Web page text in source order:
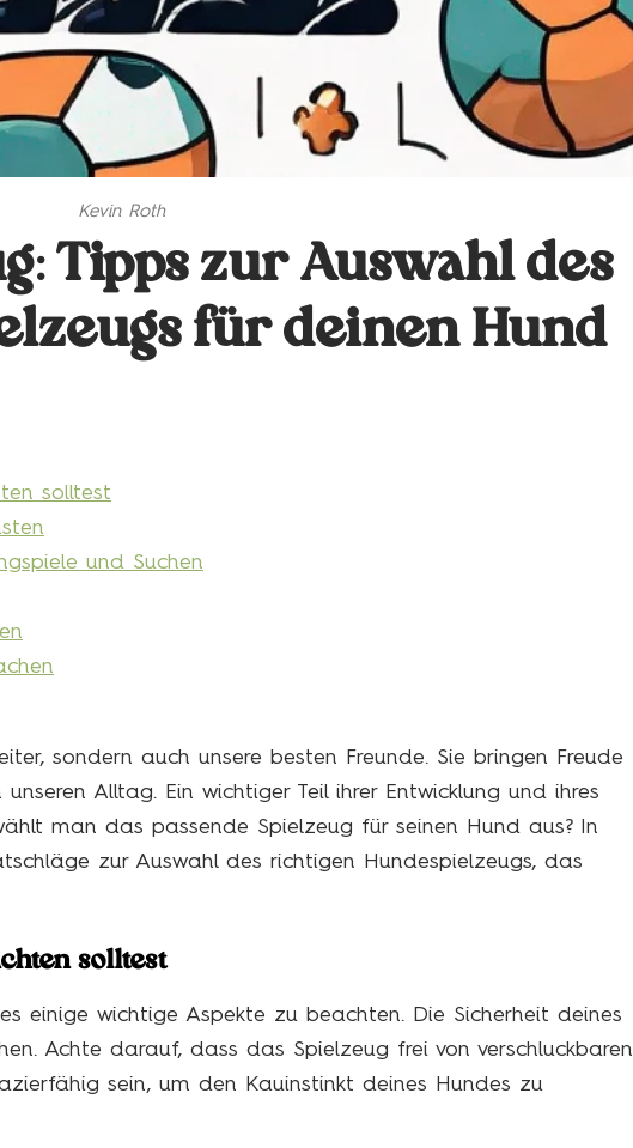
Kevin Roth
Tipps zur Auswahl des
für deinen Hund
solltest
und Suchen
sondern auch unsere besten Freunde. Sie bringen Freude
Alltag. Ein wichtiger Teil ihrer Entwicklung und ihres
man das passende Spielzeug für seinen Hund aus? In
zur Auswahl des richtigen Hundespielzeugs, das
solltest
einige wichtige Aspekte zu beachten. Die Sicherheit deines
Achte darauf, dass das Spielzeug frei von verschluckbaren
sein, um den Kauinstinkt deines Hundes zu